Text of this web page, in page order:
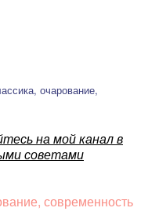
очарование,
на мой канал в
советами
современность